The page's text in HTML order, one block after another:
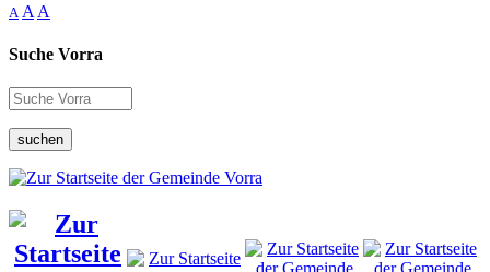
A A A
Suche Vorra
suchen